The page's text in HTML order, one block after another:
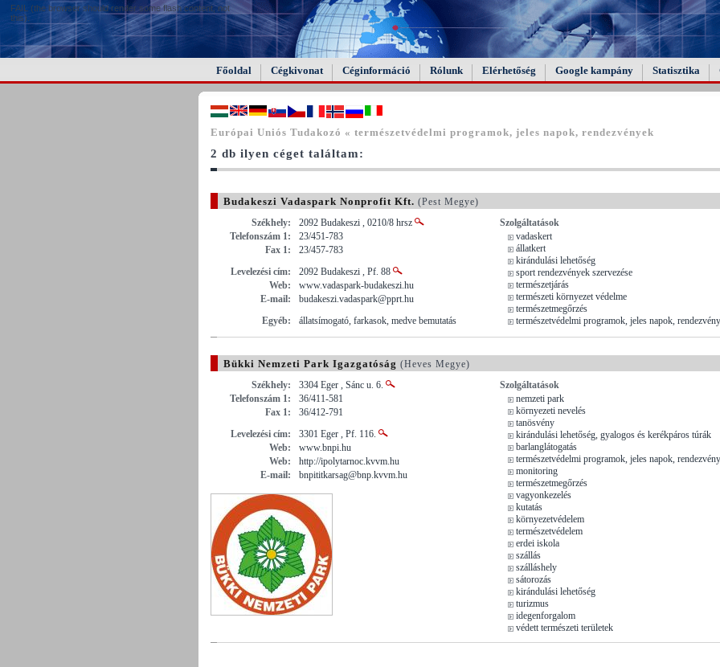
FAIL (the browser should render some flash content, not
this).
Főoldal Cégkivonat Céginformáció Rólunk Elérhetőség Google kampány Statisztika
Európai Uniós Tudakozó « természetvédelmi programok, jeles napok, rendezvények
2 db ilyen céget találtam:
Budakeszi Vadaspark Nonprofit Kft. (Pest Megye)
Székhely:
2092 Budakeszi , 0210/8 hrsz
Telefonszám 1:
23/451-783
Fax 1:
23/457-783
Levelezési cím:
2092 Budakeszi , Pf. 88
Web:
www.vadaspark-budakeszi.hu
E-mail:
budakeszi.vadaspark@pprt.hu
Egyéb:
állatsímogató, farkasok, medve bemutatás
Szolgáltatások
vadaskert
állatkert
kirándulási lehetőség
sport rendezvények szervezése
természetjárás
természeti környezet védelme
természetmegőrzés
természetvédelmi programok, jeles napok,
Bükki Nemzeti Park Igazgatóság (Heves Megye)
Székhely:
3304 Eger , Sánc u. 6.
Telefonszám 1:
36/411-581
Fax 1:
36/412-791
Levelezési cím:
3301 Eger , Pf. 116.
Web:
www.bnpi.hu
Web:
http://ipolytarnoc.kvvm.hu
E-mail:
bnpititkarsag@bnp.kvvm.hu
Szolgáltatások
nemzeti park
környezeti nevelés
tanösvény
kirándulási lehetőség, gyalogos és kerékpáros túrák
barlanglátogatás
természetvédelmi programok, jeles napok,
monitoring
természetmegőrzés
vagyonkezelés
kutatás
környezetvédelem
természetvédelem
erdei iskola
szállás
szálláshely
sátorozás
kirándulási lehetőség
turizmus
idegenforgalom
védett természeti területek